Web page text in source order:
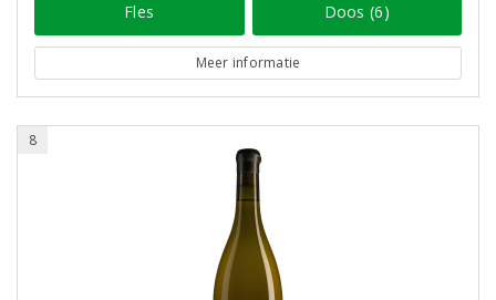
Fles Doos (6)
Meer informatie
8